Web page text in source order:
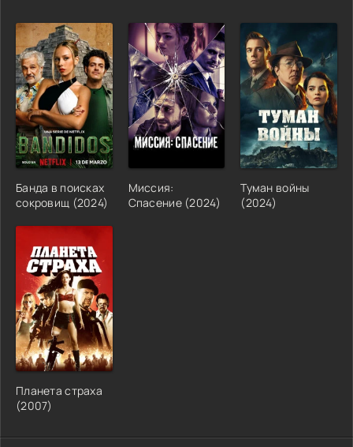
Банда в поисках
сокровищ (2024)
Миссия:
Спасение (2024)
Туман войны
(2024)
Планета страха
(2007)